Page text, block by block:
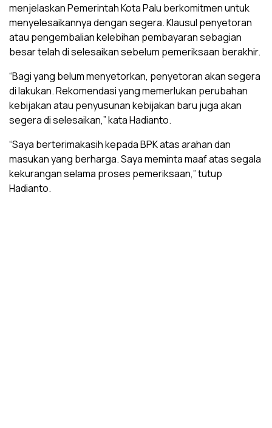
menjelaskan Pemerintah Kota Palu berkomitmen untuk
menyelesaikannya dengan segera. Klausul penyetoran
atau pengembalian kelebihan pembayaran sebagian
besar telah di selesaikan sebelum pemeriksaan berakhir.
“Bagi yang belum menyetorkan, penyetoran akan segera
di lakukan. Rekomendasi yang memerlukan perubahan
kebijakan atau penyusunan kebijakan baru juga akan
segera di selesaikan,” kata Hadianto.
“Saya berterimakasih kepada BPK atas arahan dan
masukan yang berharga. Saya meminta maaf atas segala
kekurangan selama proses pemeriksaan,” tutup
Hadianto.